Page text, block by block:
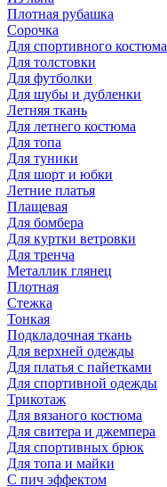
Плотная рубашка
Сорочка
Для спортивного костюма
Для толстовки
Для футболки
Для шубы и дубленки
Летняя ткань
Для летнего костюма
Для топа
Для туники
Для шорт и юбки
Летние платья
Плащевая
Для бомбера
Для куртки ветровки
Для тренча
Металлик глянец
Плотная
Стежка
Тонкая
Подкладочная ткань
Для верхней одежды
Для платья с пайетками
Для спортивной одежды
Трикотаж
Для вязаного костюма
Для свитера и джемпера
Для спортивных брюк
Для топа и майки
С пич эффектом